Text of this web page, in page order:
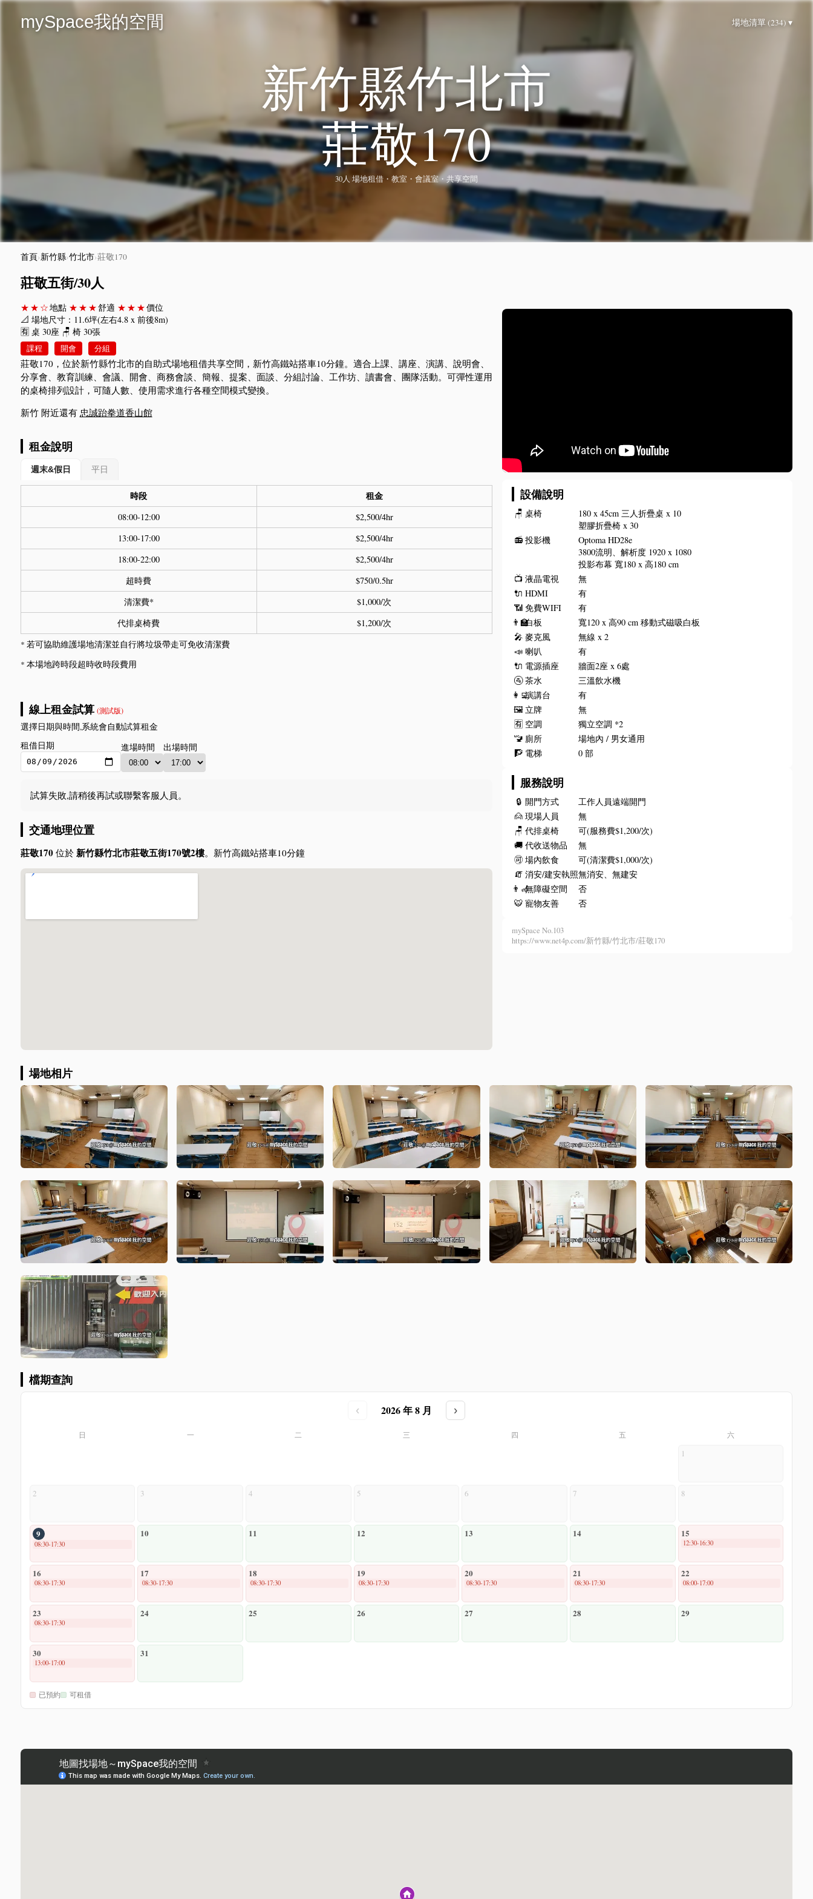
mySpace我的空間 場地清單 (234) ▾
新竹縣竹北市
莊敬170
30人 場地租借・教室・會議室・共享空間
首頁›新竹縣›竹北市›莊敬170
莊敬五街/30人
★★☆地點 ★★★舒適 ★★★價位
📐 場地尺寸：11.6坪(左右4.8 x 前後8m)
🈶 桌 30座 🪑 椅 30張
課程 開會 分組
莊敬170，位於新竹縣竹北市的自助式場地租借共享空間，新竹高鐵站搭車10分鐘。適合上課、講座、演講、說明會、
分享會、教育訓練、會議、開會、商務會談、簡報、提案、面談、分組討論、工作坊、讀書會、團隊活動。可彈性運用
的桌椅排列設計，可隨人數、使用需求進行各種空間模式變換。
新竹 附近還有 忠誠跆拳道香山館
租金說明
週末&假日 平日
時段 租金
08:00-12:00
$2,500/4hr
13:00-17:00
$2,500/4hr
18:00-22:00
$2,500/4hr
超時費
$750/0.5hr
清潔費*
$1,000/次
代排桌椅費
$1,200/次
* 若可協助維護場地清潔並自行將垃圾帶走可免收清潔費
* 本場地跨時段超時收時段費用
線上租金試算 (測試版)
選擇日期與時間,系統會自動試算租金
租借日期
進場時間 出場時間
試算失敗,請稍後再試或聯繫客服人員。
交通地理位置
莊敬170位於 新竹縣竹北市莊敬五街170號2樓。新竹高鐵站搭車10分鐘
設備說明
🪑 桌椅
180 x 45cm 三人折疊桌 x 10
塑膠折疊椅 x 30
📻 投影機
Optoma HD28e
3800流明、解析度 1920 x 1080
投影布幕 寬180 x 高180 cm
📺 液晶電視
無
🔌 HDMI
有
📶 免費WIFI
有
👨‍🏫白板
寬120 x 高90 cm 移動式磁吸白板
🎤 麥克風
無線 x 2
📣 喇叭
有
🔌 電源插座
牆面2座 x 6處
🚰 茶水
三溫飲水機
👩‍💻演講台
有
🖼️ 立牌
無
🈶 空調
獨立空調 *2
🚾 廁所
場地內 / 男女通用
🧗 電梯 0 部
服務說明
🔒 開門方式
工作人員遠端開門
🙍 現場人員
無
🪑 代排桌椅
可(服務費$1,200/次)
🚚 代收送物品
無
🉑 場內飲食
可(清潔費$1,000/次)
🧯 消安/建安執照無消安、無建安
👨‍🦽無障礙空間
否
🐯 寵物友善 否
mySpace No.103
https://www.net4p.com/新竹縣/竹北市/莊敬170
場地相片
檔期查詢
‹ 2026 年 8 月 ›
日 一 二 三 四 五 六
1
2 3 4 5 6 7 8
9
08:30-17:30
10 11 12 13 14 15
12:30-16:30
16
08:30-17:30
17
08:30-17:30
18
08:30-17:30
19
08:30-17:30
20
08:30-17:30
21
08:30-17:30
22
08:00-17:00
23
08:30-17:30
24 25 26 27 28 29
30
13:00-17:00
31
已預約 可租借